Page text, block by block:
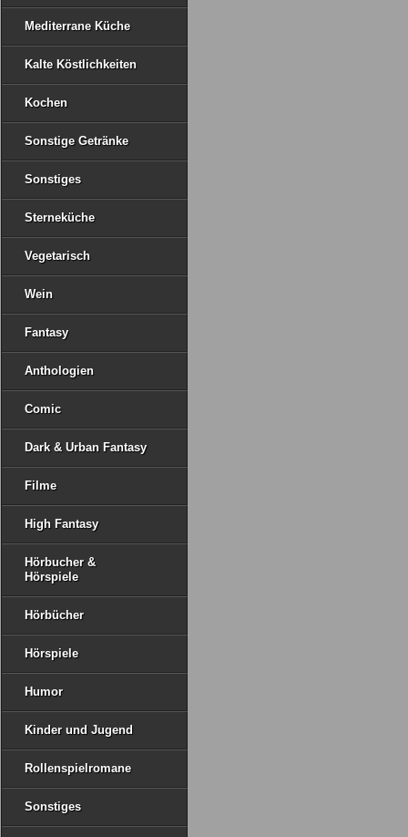
Mediterrane Küche
Kalte Köstlichkeiten
Kochen
Sonstige Getränke
Sonstiges
Sterneküche
Vegetarisch
Wein
Fantasy
Anthologien
Comic
Dark & Urban Fantasy
Filme
High Fantasy
Hörbucher &
Hörspiele
Hörbücher
Hörspiele
Humor
Kinder und Jugend
Rollenspielromane
Sonstiges